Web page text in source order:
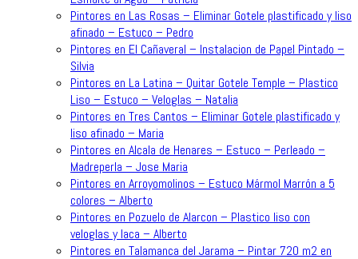
Pintores en Las Rosas – Eliminar Gotele plastificado y liso
afinado – Estuco – Pedro
Pintores en El Cañaveral – Instalacion de Papel Pintado –
Silvia
Pintores en La Latina – Quitar Gotele Temple – Plastico
Liso – Estuco – Veloglas – Natalia
Pintores en Tres Cantos – Eliminar Gotele plastificado y
liso afinado – Maria
Pintores en Alcala de Henares – Estuco – Perleado –
Madreperla – Jose Maria
Pintores en Arroyomolinos – Estuco Mármol Marrón a 5
colores – Alberto
Pintores en Pozuelo de Alarcon – Plastico liso con
veloglas y laca – Alberto
Pintores en Talamanca del Jarama – Pintar 720 m2 en